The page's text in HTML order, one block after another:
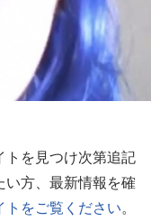
トを見つけ次第追記
い方、最新情報を確
トをご覧ください。